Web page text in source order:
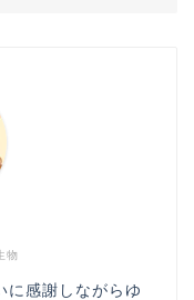
物
に感謝しながらゆ